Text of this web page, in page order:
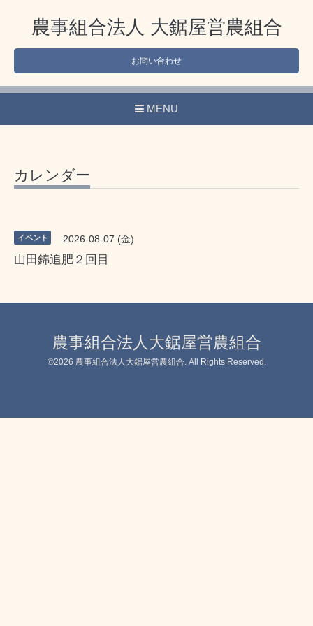
農事組合法人 大鋸屋営農組合
お問い合わせ
MENU
カレンダー
イベント 2026-08-07 (金)
山田錦追肥２回目
農事組合法人大鋸屋営農組合
©2026 農事組合法人大鋸屋営農組合 . All Rights Reserved.